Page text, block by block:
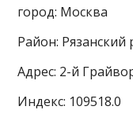
город: Москва
Район: Рязанский
Адрес: 2-й
Индекс: 109518.0